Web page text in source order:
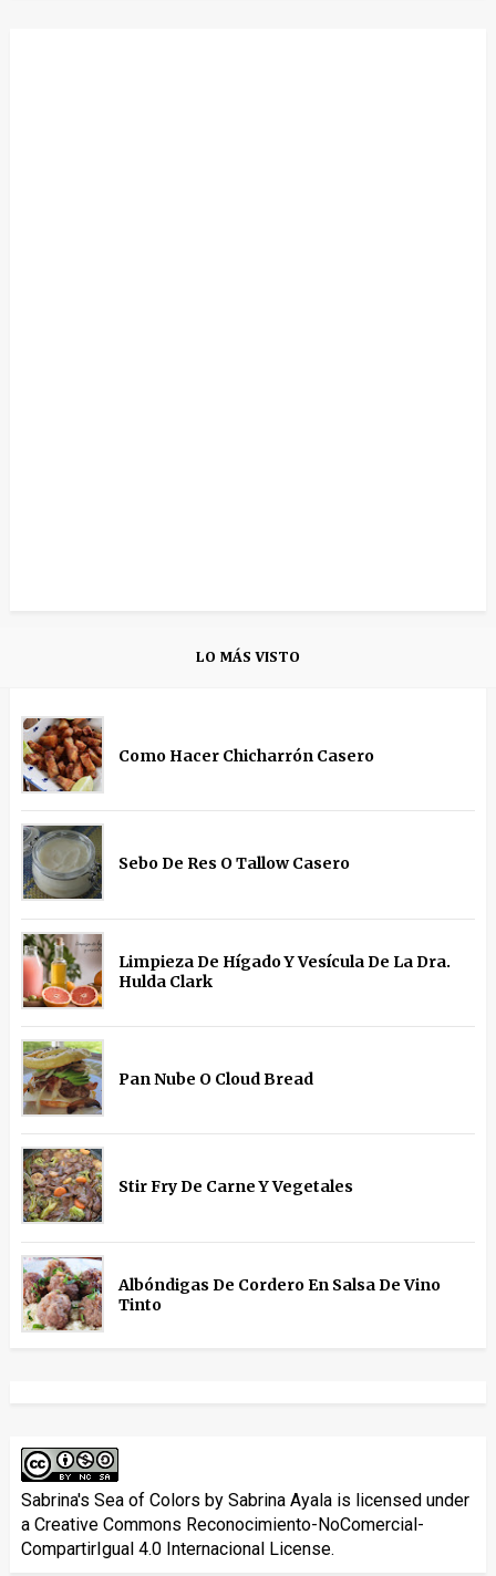
LO MÁS VISTO
Como Hacer Chicharrón Casero
Sebo De Res O Tallow Casero
Limpieza De Hígado Y Vesícula De La Dra.
Hulda Clark
Pan Nube O Cloud Bread
Stir Fry De Carne Y Vegetales
Albóndigas De Cordero En Salsa De Vino
Tinto
Sabrina's Sea of Colors by Sabrina Ayalais licensed under
a Creative Commons Reconocimiento-NoComercial-
CompartirIgual 4.0 Internacional License.